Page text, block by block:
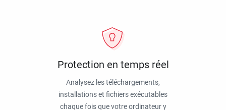
Protection en temps réel
Analysez les téléchargements,
installations et fichiers exécutables
chaque fois que votre ordinateur y